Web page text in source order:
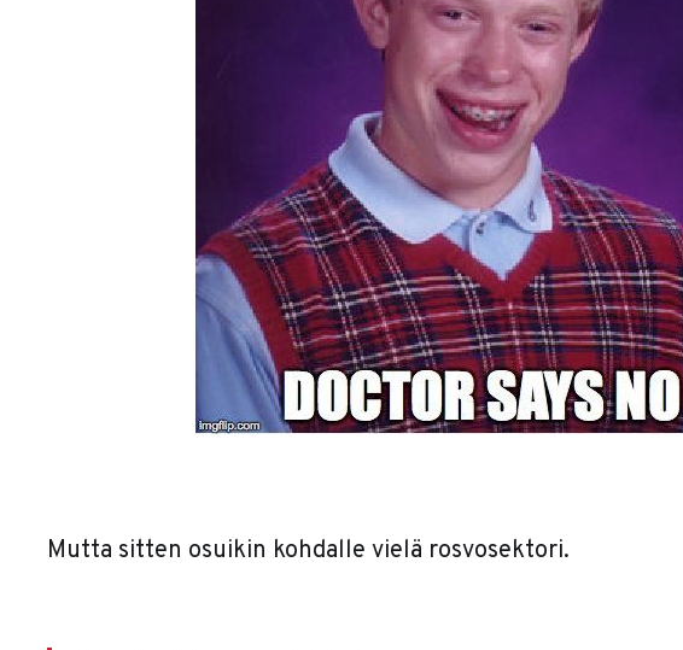
Mutta sitten osuikin kohdalle vielä rosvosektori.